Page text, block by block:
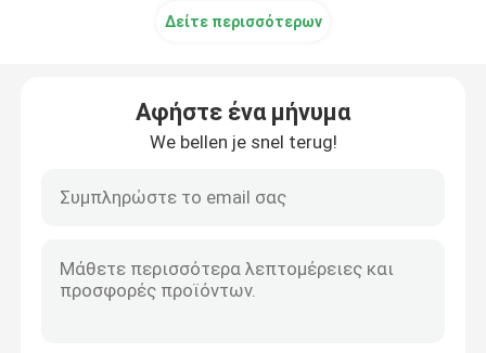
Δείτε περισσότερων
Αφήστε ένα μήνυμα
We bellen je snel terug!